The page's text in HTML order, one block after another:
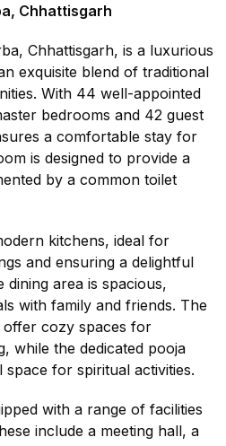
Chhattisgarh
Chhattisgarh, is a luxurious
exquisite blend of traditional
With 44 well-appointed
bedrooms and 42 guest
a comfortable stay for
is designed to provide a
by a common toilet
kitchens, ideal for
and ensuring a delightful
area is spacious,
with family and friends. The
offer cozy spaces for
while the dedicated pooja
for spiritual activities.
with a range of facilities
include a meeting hall, a